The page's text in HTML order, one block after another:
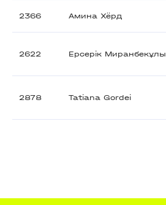
2366 Амина Хёрд
2622 Ерсерік Миранбекұлы
2878 Tatiana Gordei